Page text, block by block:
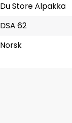
Du Store Alpakka
DSA 62
Norsk